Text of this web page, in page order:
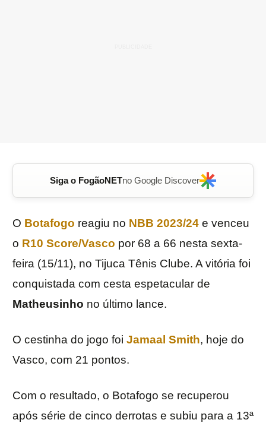
Siga o FogãoNETno Google Discover
O Botafogo reagiu no NBB 2023/24 e venceu
o R10 Score/Vasco por 68 a 66 nesta sexta-
feira (15/11), no Tijuca Tênis Clube. A vitória foi
conquistada com cesta espetacular de
Matheusinho no último lance.
O cestinha do jogo foi Jamaal Smith, hoje do
Vasco, com 21 pontos.
Com o resultado, o Botafogo se recuperou
após série de cinco derrotas e subiu para a 13ª